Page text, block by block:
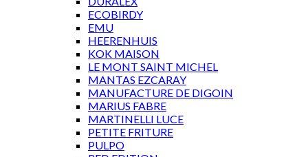
ECOBIRDY
EMU
HEERENHUIS
KOK MAISON
LE MONT SAINT MICHEL
MANTAS EZCARAY
MANUFACTURE DE DIGOIN
MARIUS FABRE
MARTINELLI LUCE
PETITE FRITURE
PULPO